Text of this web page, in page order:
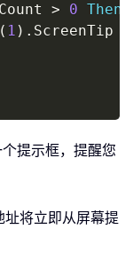
Count > 0 Then
( 1 ) . ScreenTip
提示框，提醒您
址将立即从屏幕提